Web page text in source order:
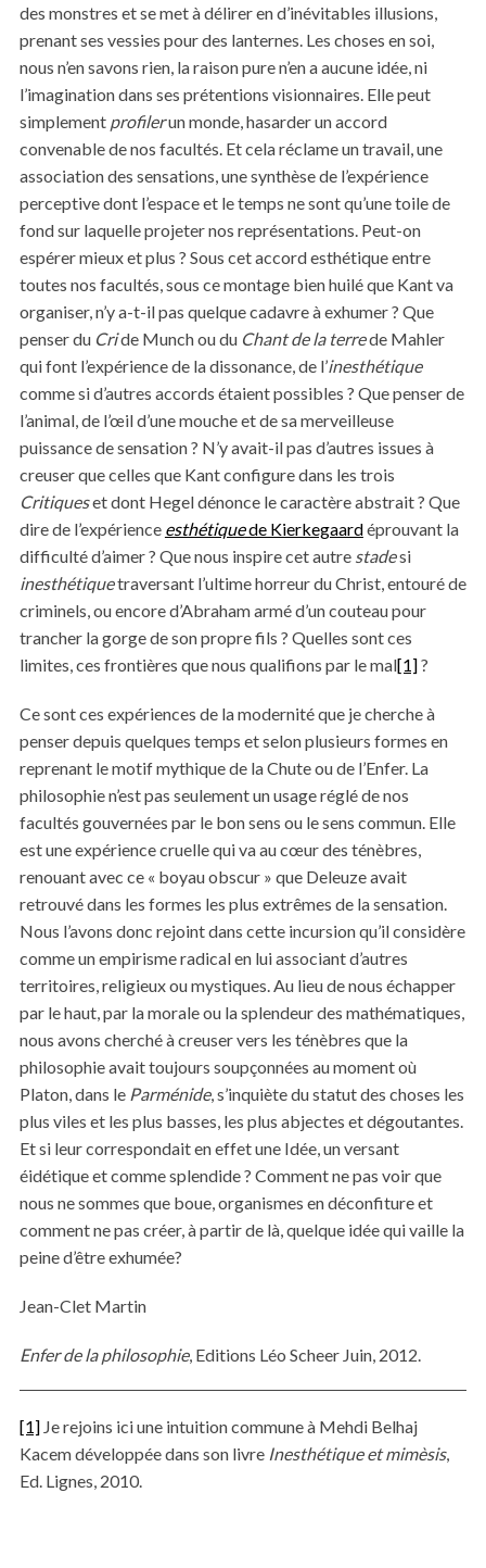
des monstres et se met à délirer en d’inévitables illusions,
prenant ses vessies pour des lanternes. Les choses en soi,
nous n’en savons rien, la raison pure n’en a aucune idée, ni
l’imagination dans ses prétentions visionnaires. Elle peut
simplement profilerun monde, hasarder un accord
convenable de nos facultés. Et cela réclame un travail, une
association des sensations, une synthèse de l’expérience
perceptive dont l’espace et le temps ne sont qu’une toile de
fond sur laquelle projeter nos représentations. Peut-on
espérer mieux et plus ? Sous cet accord esthétique entre
toutes nos facultés, sous ce montage bien huilé que Kant va
organiser, n’y a-t-il pas quelque cadavre à exhumer ? Que
penser du Cride Munch ou du Chant de la terrede Mahler
qui font l’expérience de la dissonance, de l’inesthétique
comme si d’autres accords étaient possibles ? Que penser de
l’animal, de l’œil d’une mouche et de sa merveilleuse
puissance de sensation ? N’y avait-il pas d’autres issues à
creuser que celles que Kant configure dans les trois
Critiqueset dont Hegel dénonce le caractère abstrait ? Que
dire de l’expérience esthétiquede Kierkegaardéprouvant la
difficulté d’aimer ? Que nous inspire cet autre stadesi
inesthétiquetraversant l’ultime horreur du Christ, entouré de
criminels, ou encore d’Abraham armé d’un couteau pour
trancher la gorge de son propre fils ? Quelles sont ces
limites, ces frontières que nous qualifions par le mal[1]?
Ce sont ces expériences de la modernité que je cherche à
penser depuis quelques temps et selon plusieurs formes en
reprenant le motif mythique de la Chute ou de l’Enfer. La
philosophie n’est pas seulement un usage réglé de nos
facultés gouvernées par le bon sens ou le sens commun. Elle
est une expérience cruelle qui va au cœur des ténèbres,
renouant avec ce « boyau obscur » que Deleuze avait
retrouvé dans les formes les plus extrêmes de la sensation.
Nous l’avons donc rejoint dans cette incursion qu’il considère
comme un empirisme radical en lui associant d’autres
territoires, religieux ou mystiques. Au lieu de nous échapper
par le haut, par la morale ou la splendeur des mathématiques,
nous avons cherché à creuser vers les ténèbres que la
philosophie avait toujours soupçonnées au moment où
Platon, dans le Parménide, s’inquiète du statut des choses les
plus viles et les plus basses, les plus abjectes et dégoutantes.
Et si leur correspondait en effet une Idée, un versant
éidétique et comme splendide ? Comment ne pas voir que
nous ne sommes que boue, organismes en déconfiture et
comment ne pas créer, à partir de là, quelque idée qui vaille la
peine d’être exhumée?
Jean-Clet Martin
Enfer de la philosophie, Editions Léo Scheer Juin, 2012.
[1]Je rejoins ici une intuition commune à Mehdi Belhaj
Kacem développée dans son livre Inesthétique et mimèsis,
Ed. Lignes, 2010.
S
e
a
c
h
f
o
: